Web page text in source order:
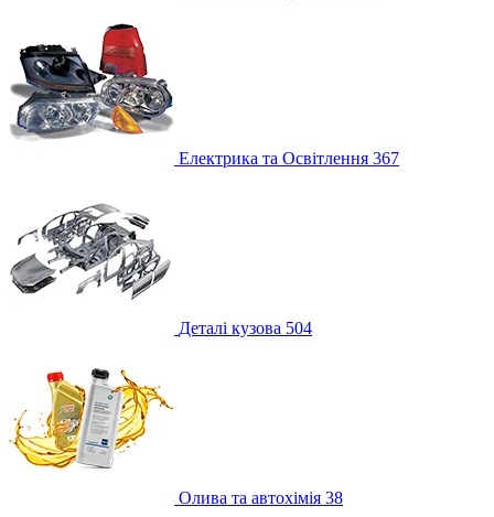
Електрика та Освітлення 367
Деталі кузова 504
Олива та автохімія 38